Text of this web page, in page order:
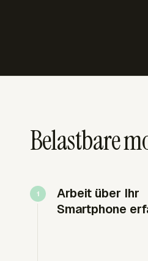
Belastbare
Arbeit über Ihr
Smartphone